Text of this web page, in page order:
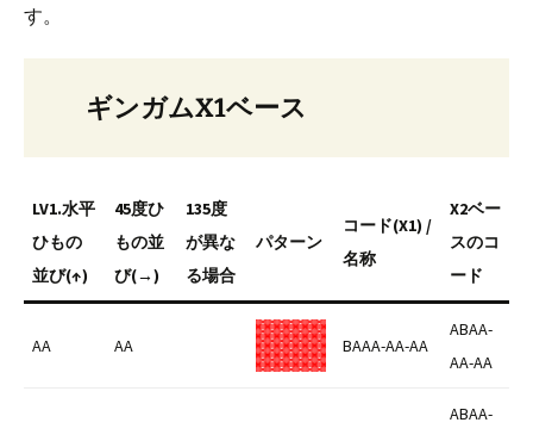
す。
ギンガムX1ベース
LV1.水平
ひもの
並び(↑)
45度ひ
もの並
び(→)
135度
が異な
る場合
パターン
コード(X1) /
名称
X2ベー
スのコ
ード
AA AA BAAA-AA-AA
ABAA-
AA-AA
ABAA-